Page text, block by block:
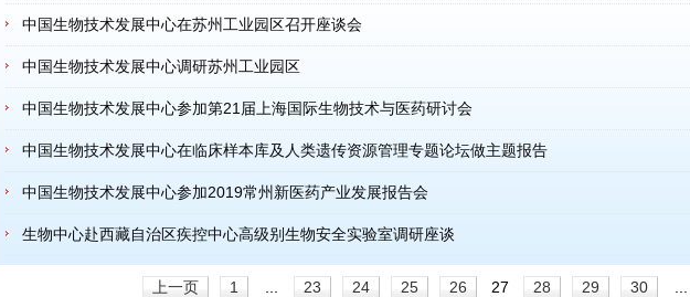
中国生物技术发展中心在苏州工业园区召开座谈会
中国生物技术发展中心调研苏州工业园区
中国生物技术发展中心参加第21届上海国际生物技术与医药研讨会
中国生物技术发展中心在临床样本库及人类遗传资源管理专题论坛做主题报告
中国生物技术发展中心参加2019常州新医药产业发展报告会
生物中心赴西藏自治区疾控中心高级别生物安全实验室调研座谈
上一页 1 23 24 25 26 27 28 29 30